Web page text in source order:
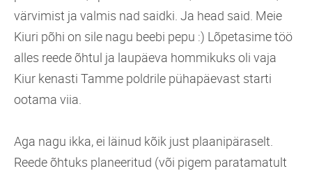
värvimist ja valmis nad saidki. Ja head said. Meie
Kiuri põhi on sile nagu beebi pepu :) Lõpetasime töö
alles reede õhtul ja laupäeva hommikuks oli vaja
Kiur kenasti Tamme poldrile pühapäevast starti
ootama viia.
Aga nagu ikka, ei läinud kõik just plaanipäraselt.
Reede õhtuks planeeritud (või pigem paratamatult